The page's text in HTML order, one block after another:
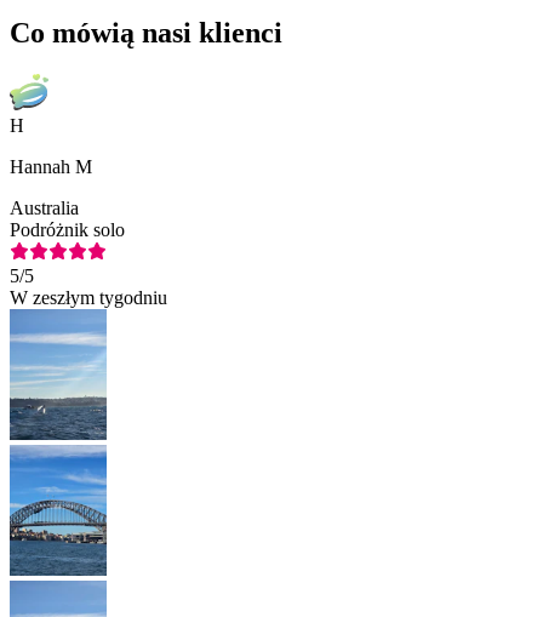
Co mówią nasi klienci
H
Hannah M
Australia
Podróżnik solo
5/5
W zeszłym tygodniu